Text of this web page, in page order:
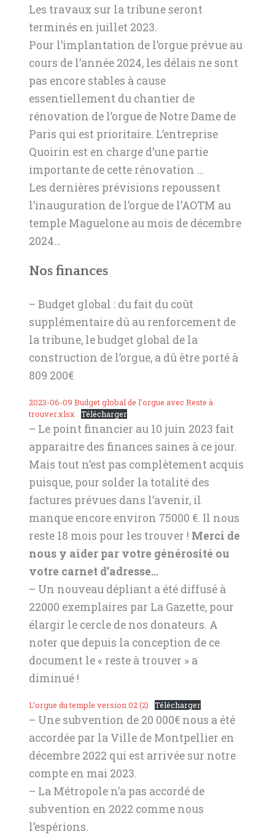
Les travaux sur la tribune seront
terminés en juillet 2023.
Pour l’implantation de l’orgue prévue au
cours de l’année 2024, les délais ne sont
pas encore stables à cause
essentiellement du chantier de
rénovation de l’orgue de Notre Dame de
Paris qui est prioritaire. L’entreprise
Quoirin est en charge d’une partie
importante de cette rénovation …
Les dernières prévisions repoussent
l’inauguration de l’orgue de l’AOTM au
temple Maguelone au mois de décembre
2024…
Nos finances
– Budget global : du fait du coût
supplémentaire dû au renforcement de
la tribune, le budget global de la
construction de l’orgue, a dû être porté à
809 200€
2023-06-09 Budget global de l’orgue avec Reste à
trouver.xlsx
Télécharger
– Le point financier au 10 juin 2023 fait
apparaitre des finances saines à ce jour.
Mais tout n’est pas complètement acquis
puisque, pour solder la totalité des
factures prévues dans l’avenir, il
manque encore environ 75000 €. Il nous
reste 18 mois pour les trouver ! Merci de
nous y aider par votre générosité ou
votre carnet d’adresse…
– Un nouveau dépliant a été diffusé à
22000 exemplaires par La Gazette, pour
élargir le cercle de nos donateurs. A
noter que depuis la conception de ce
document le « reste à trouver » a
diminué !
L’orgue du temple version 02 (2) Télécharger
– Une subvention de 20 000€ nous a été
accordée par la Ville de Montpellier en
décembre 2022 qui est arrivée sur notre
compte en mai 2023.
– La Métropole n’a pas accordé de
subvention en 2022 comme nous
l’espérions.